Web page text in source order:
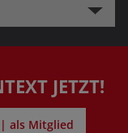
JETZT!
als Mitglied